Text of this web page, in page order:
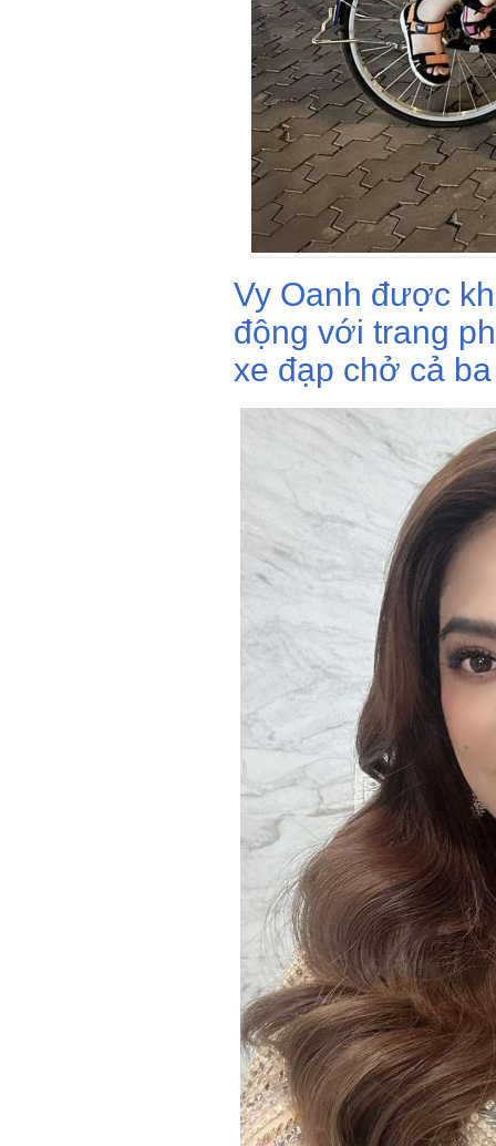
Vy Oanh được
động với trang
xe đạp chở cả